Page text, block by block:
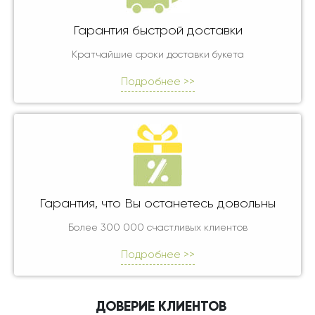
Гарантия быстрой доставки
Кратчайшие сроки доставки букета
Подробнее >>
Гарантия, что Вы останетесь довольны
Более 300 000 счастливых клиентов
Подробнее >>
ДОВЕРИЕ КЛИЕНТОВ